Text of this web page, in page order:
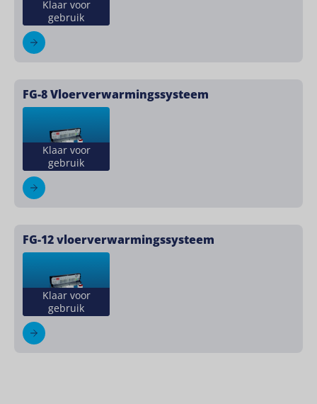
Klaar voor
gebruik
FG-8 Vloerverwarmingssysteem
Klaar voor
gebruik
FG-12 vloerverwarmingssysteem
Klaar voor
gebruik